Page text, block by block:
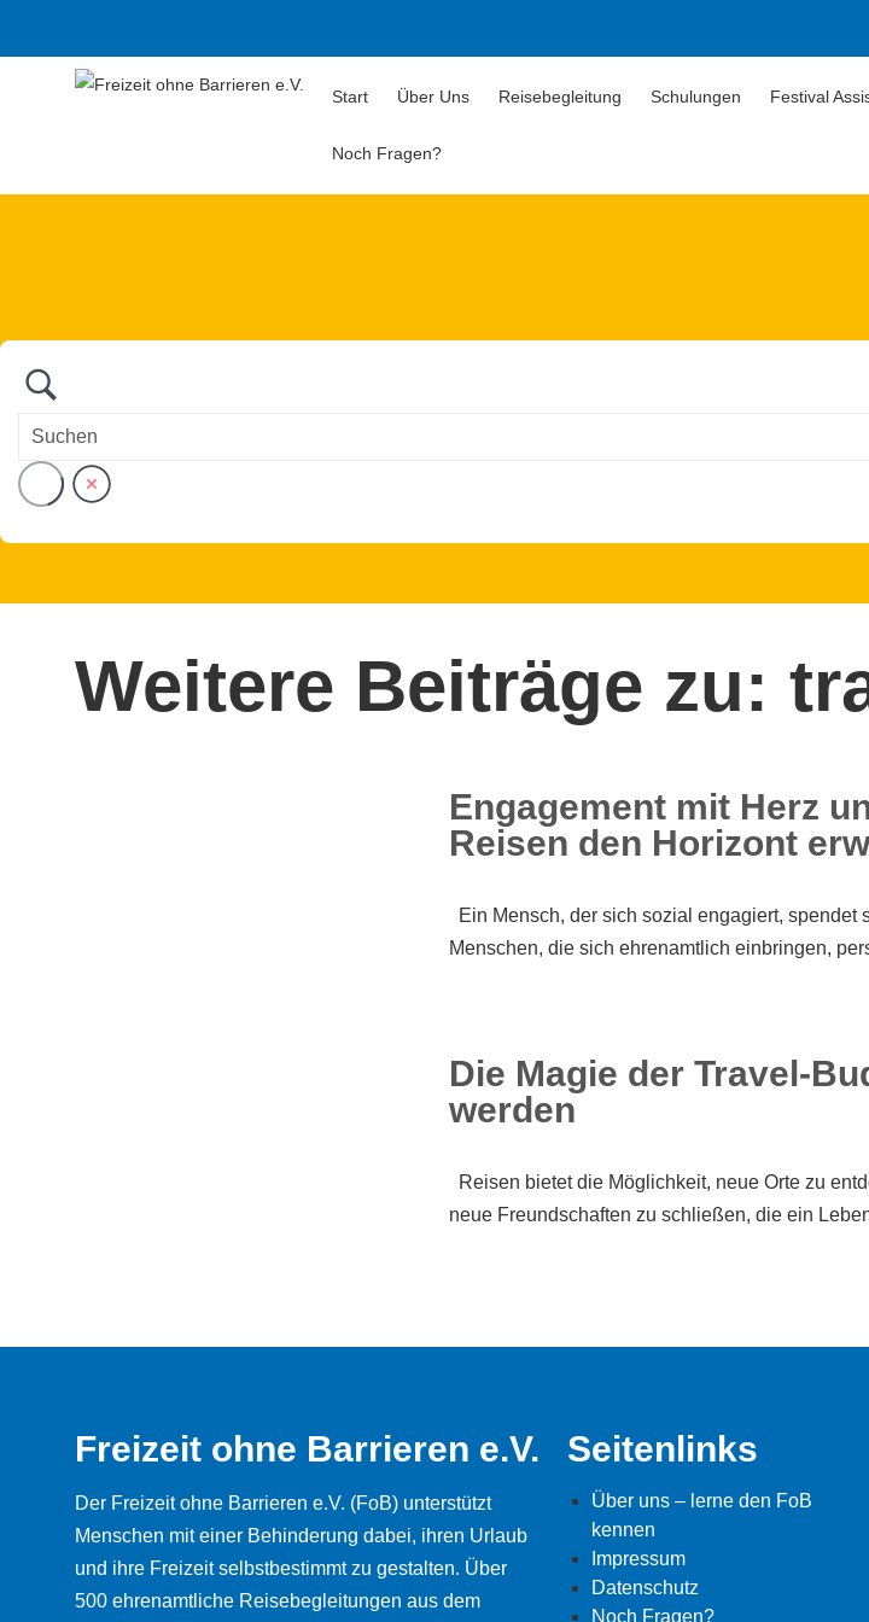
Start Über Uns Reisebegleitung Schulungen Festival
Noch Fragen?
Weitere Beiträge zu:
Engagement mit Herz
Reisen den Horizont
Ein Mensch, der sich sozial engagiert,
Menschen, die sich ehrenamtlich einbringen,
Die Magie der Travel-
werden
Reisen bietet die Möglichkeit, neue Orte zu
neue Freundschaften zu schließen, die ein
Freizeit ohne Barrieren e.V.
Der Freizeit ohne Barrieren e.V. (FoB) unterstützt
Menschen mit einer Behinderung dabei, ihren Urlaub
und ihre Freizeit selbstbestimmt zu gestalten. Über
500 ehrenamtliche Reisebegleitungen aus dem
Seitenlinks
Über uns – lerne den FoB
kennen
Impressum
Datenschutz
Noch Fragen?